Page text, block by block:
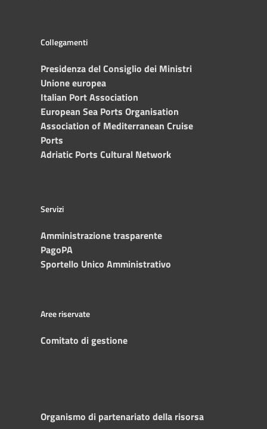
Collegamenti
Presidenza del Consiglio dei Ministri
Unione europea
Italian Port Association
European Sea Ports Organisation
Association of Mediterranean Cruise
Ports
Adriatic Ports Cultural Network
Servizi
Amministrazione trasparente
PagoPA
Sportello Unico Amministrativo
Aree riservate
Comitato di gestione
Organismo di partenariato della risorsa